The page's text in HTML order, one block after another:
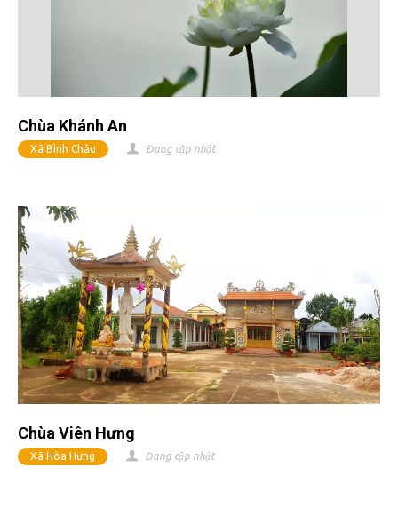
Chùa Khánh An
Xã Bình Châu Đang cập nhật
Chùa Viên Hưng
Xã Hòa Hưng Đang cập nhật